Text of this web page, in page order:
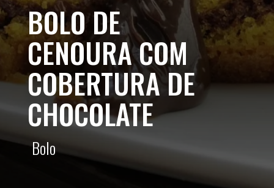
Bolo
BOLO DE
CENOURA COM
COBERTURA DE
CHOCOLATE